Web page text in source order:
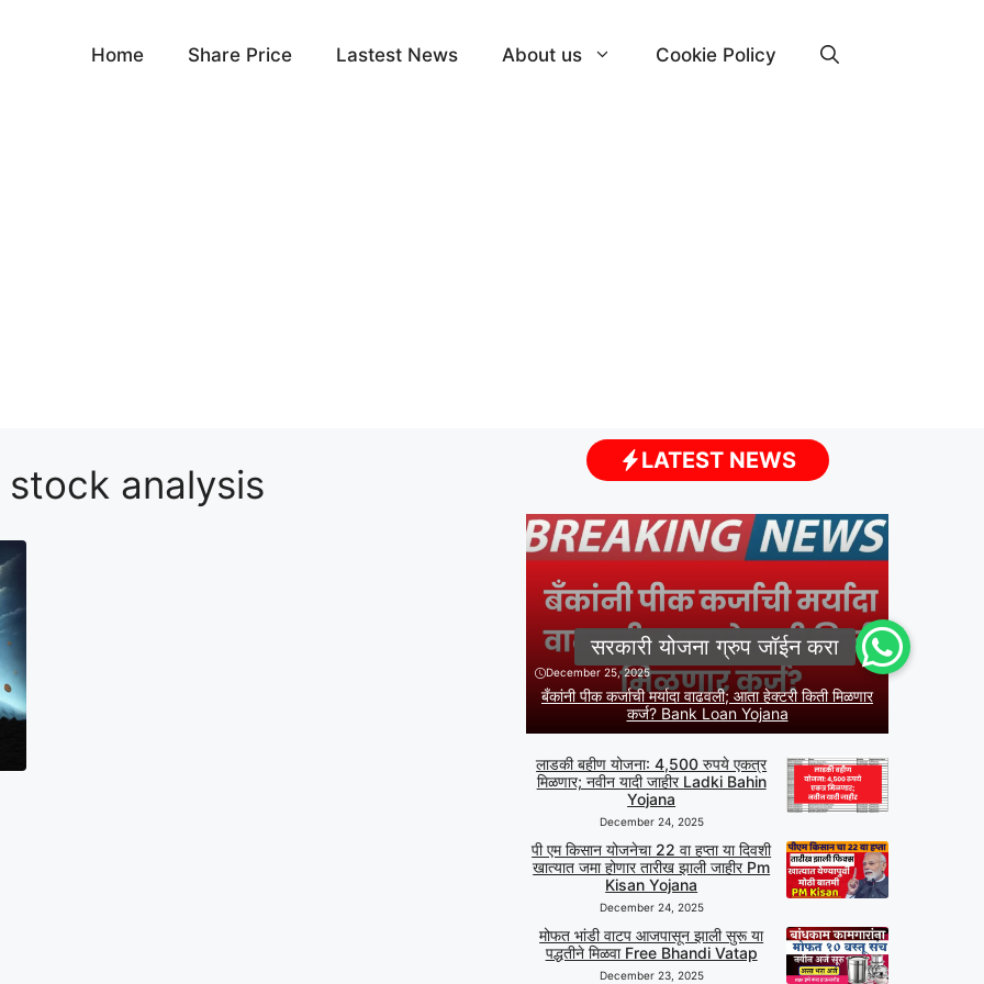
Home Share Price Lastest News About us Cookie Policy
analysis
LATEST NEWS
December 25, 2025
बँकांनी पीक कर्जाची मर्यादा वाढवली; आता हेक्टरी किती मिळणार
कर्ज? Bank Loan Yojana
लाडकी बहीण योजना: 4,500 रुपये एकत्र
मिळणार; नवीन यादी जाहीर Ladki Bahin
Yojana
December 24, 2025
पी एम किसान योजनेचा 22 वा हप्ता या दिवशी
खात्यात जमा होणार तारीख झाली जाहीर Pm
Kisan Yojana
December 24, 2025
मोफत भांडी वाटप आजपासून झाली सुरू या
पद्धतीने मिळवा Free Bhandi Vatap
December 23, 2025